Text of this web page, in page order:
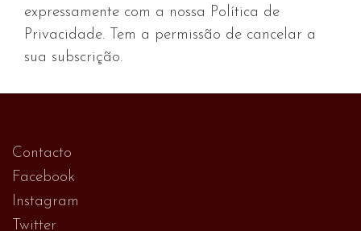
expressamente com a nossa Política de
Privacidade. Tem a permissão de cancelar a
sua subscrição.
Contacto
Facebook
Instagram
Twitter